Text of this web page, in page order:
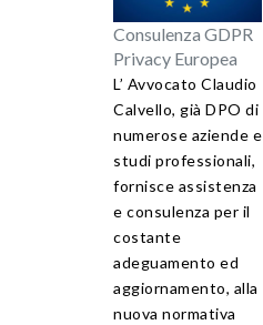
Consulenza GDPR
Privacy Europea
L’ Avvocato Claudio
Calvello, già DPO di
numerose aziende e
studi professionali,
fornisce assistenza
e consulenza per il
costante
adeguamento ed
aggiornamento, alla
nuova normativa